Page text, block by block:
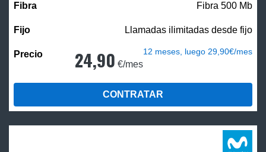
Fibra 500 Mb
Llamadas ilimitadas desde fijo
24,90 €/mes
12 meses, luego 29,90€/mes
CONTRATAR